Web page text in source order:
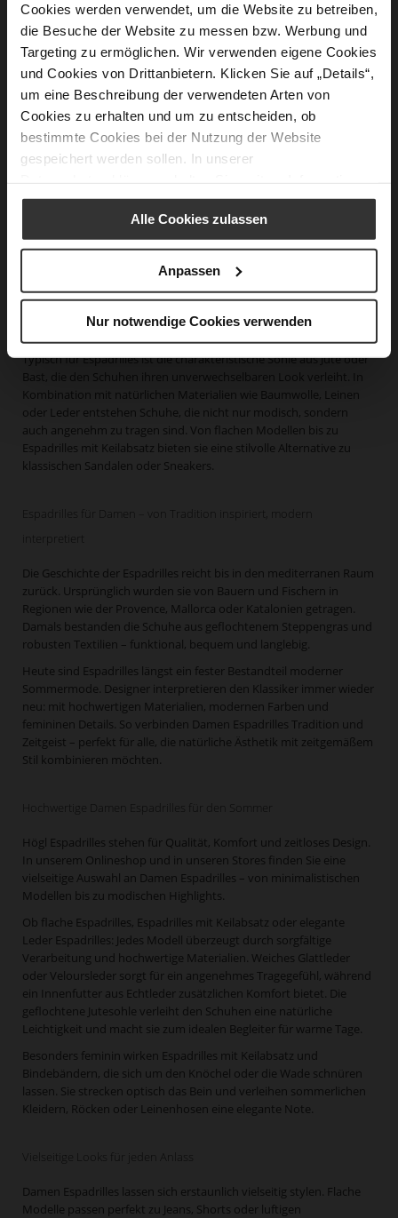
Cookies werden verwendet, um die Website zu betreiben,
die Besuche der Website zu messen bzw. Werbung und
Targeting zu ermöglichen. Wir verwenden eigene Cookies
und Cookies von Drittanbietern. Klicken Sie auf „Details“,
um eine Beschreibung der verwendeten Arten von
Cookies zu erhalten und um zu entscheiden, ob
bestimmte Cookies bei der Nutzung der Website
gespeichert werden sollen. In unserer
Alle Cookies zulassen
Anpassen
Nur notwendige Cookies verwenden
SUMMER Espadrilles
209,90 € 149,90 €
SUMMER Espadrilles
199,90 € 139,90 €
Espadrilles sind die perfekten Sommerschuhe für warme Tage.
harmonisch wie Damen Espadrilles. Ob im Urlaub, in der Stadt oder
beim Sommerfest – die vielseitigen Slipper lassen sich mühelos zu
unterschiedlichen Looks kombinieren und verleihen jedem Outfit
eine entspannte, elegante Note.
Typisch für Espadrilles ist die charakteristische Sohle aus Jute oder
Bast, die den Schuhen ihren unverwechselbaren Look verleiht. In
Kombination mit natürlichen Materialien wie Baumwolle, Leinen
oder Leder entstehen Schuhe, die nicht nur modisch, sondern
auch angenehm zu tragen sind. Von flachen Modellen bis zu
Espadrilles mit Keilabsatz bieten sie eine stilvolle Alternative zu
klassischen Sandalen oder Sneakers.
Espadrilles für Damen – von Tradition inspiriert, modern
interpretiert
Die Geschichte der Espadrilles reicht bis in den mediterranen Raum
zurück. Ursprünglich wurden sie von Bauern und Fischern in
Regionen wie der Provence, Mallorca oder Katalonien getragen.
Damals bestanden die Schuhe aus geflochtenem Steppengras und
robusten Textilien – funktional, bequem und langlebig.
Heute sind Espadrilles längst ein fester Bestandteil moderner
Sommermode. Designer interpretieren den Klassiker immer wieder
neu: mit hochwertigen Materialien, modernen Farben und
femininen Details. So verbinden Damen Espadrilles Tradition und
Zeitgeist – perfekt für alle, die natürliche Ästhetik mit zeitgemäßem
Stil kombinieren möchten.
Hochwertige Damen Espadrilles für den Sommer
Högl Espadrilles stehen für Qualität, Komfort und zeitloses Design.
In unserem Onlineshop und in unseren Stores finden Sie eine
vielseitige Auswahl an Damen Espadrilles – von minimalistischen
Modellen bis zu modischen Highlights.
Ob flache Espadrilles, Espadrilles mit Keilabsatz oder elegante
Leder Espadrilles: Jedes Modell überzeugt durch sorgfältige
Verarbeitung und hochwertige Materialien. Weiches Glattleder
oder Veloursleder sorgt für ein angenehmes Tragegefühl, während
ein Innenfutter aus Echtleder zusätzlichen Komfort bietet. Die
geflochtene Jutesohle verleiht den Schuhen eine natürliche
Leichtigkeit und macht sie zum idealen Begleiter für warme Tage.
Besonders feminin wirken Espadrilles mit Keilabsatz und
Bindebändern, die sich um den Knöchel oder die Wade schnüren
lassen. Sie strecken optisch das Bein und verleihen sommerlichen
Kleidern, Röcken oder Leinenhosen eine elegante Note.
Vielseitige Looks für jeden Anlass
Damen Espadrilles lassen sich erstaunlich vielseitig stylen. Flache
Modelle passen perfekt zu Jeans, Shorts oder luftigen